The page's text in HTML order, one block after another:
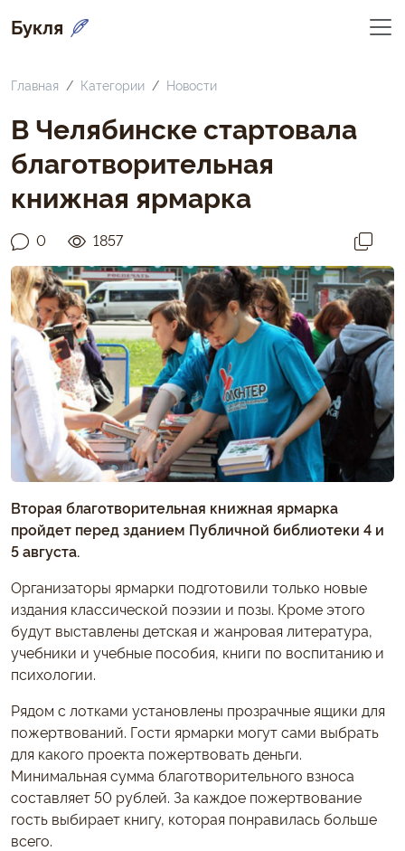
Букля
Главная Категории Новости
В Челябинске стартовала
благотворительная
книжная ярмарка
0 1857
Вторая благотворительная книжная ярмарка
пройдет перед зданием Публичной библиотеки 4 и
5 августа.
Организаторы ярмарки подготовили только новые
издания классической поэзии и позы. Кроме этого
будут выставлены детская и жанровая литература,
учебники и учебные пособия, книги по воспитанию и
психологии.
Рядом с лотками установлены прозрачные ящики для
пожертвований. Гости ярмарки могут сами выбрать
для какого проекта пожертвовать деньги.
Минимальная сумма благотворительного взноса
составляет 50 рублей. За каждое пожертвование
гость выбирает книгу, которая понравилась больше
всего.